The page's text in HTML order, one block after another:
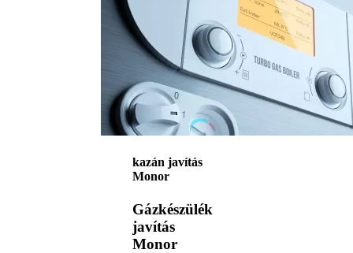
kazán javítás
Monor
Gázkészülék
javítás
Monor